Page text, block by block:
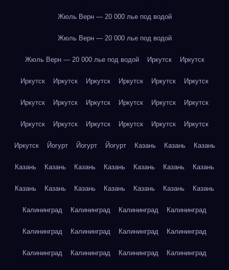
Жюль Верн — 20 000 лье под водой
Жюль Верн — 20 000 лье под водой
Жюль Верн — 20 000 лье под водой Иркутск Иркутск
Иркутск Иркутск Иркутск Иркутск Иркутск Иркутск
Иркутск Иркутск Иркутск Иркутск Иркутск Иркутск
Иркутск Иркутск Иркутск Иркутск Иркутск Иркутск
Иркутск Йогурт Йогурт Йогурт Казань Казань Казань
Казань Казань Казань Казань Казань Казань Казань
Казань Казань Казань Казань Казань Казань Казань
Калининград Калининград Калининград Калининград
Калининград Калининград Калининград Калининград
Калининград Калининград Калининград Калининград